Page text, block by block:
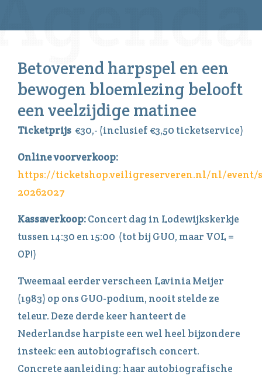
Betoverend harpspel en een
bewogen bloemlezing belooft
een veelzijdige matinee
Ticketprijs €30,- (inclusief €3,50 ticketservice)
Online voorverkoop:
https://ticketshop.veiligreserveren.nl/nl/event/
20262027
Kassaverkoop:Concert dag in Lodewijkskerkje
tussen 14:30 en 15:00 (tot bij GUO, maar VOL =
OP!)
Tweemaal eerder verscheen Lavinia Meijer
(1983) op ons GUO-podium, nooit stelde ze
teleur. Deze derde keer hanteert de
Nederlandse harpiste een wel heel bijzondere
insteek: een autobiografisch concert.
Concrete aanleiding: haar autobiografische